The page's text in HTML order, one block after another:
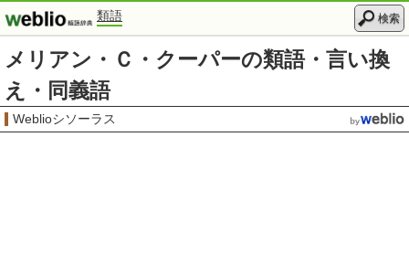
類語 検索
メリアン・Ｃ・クーパーの類語・言い換
え・同義語
Weblioシソーラス